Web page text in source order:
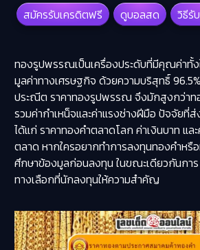
สมัครรับเครดิตฟรี ดูบอลสด วิธีรั
ทองรูปพรรณเป็นเครื่องประดับที่มีคุณค่าทั้ง
มูลค่าทางเศรษฐกิจ ด้วยความบริสุทธิ์
ประณีต ราคาทองรูปพรรณ จึงมักสูงกว่าท
รวมค่ากำเหน็จและค่าแรงช่างฝีมือ ปัจจัยที่
ได้แก่ ราคาทองคำตลาดโลก ค่าเงินบาท แล
ตลาด หากใครอยากทำการลงทุนทองคำห
ศึกษาข้องมูลก่อนลงทุน ในขณะเดียวกันการ
ทางเลือกที่นักลงทุนให้ความสำคัญ